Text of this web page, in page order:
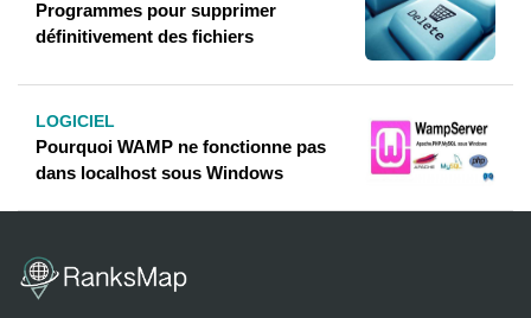
Programmes pour supprimer
définitivement des fichiers
LOGICIEL
Pourquoi WAMP ne fonctionne pas
dans localhost sous Windows